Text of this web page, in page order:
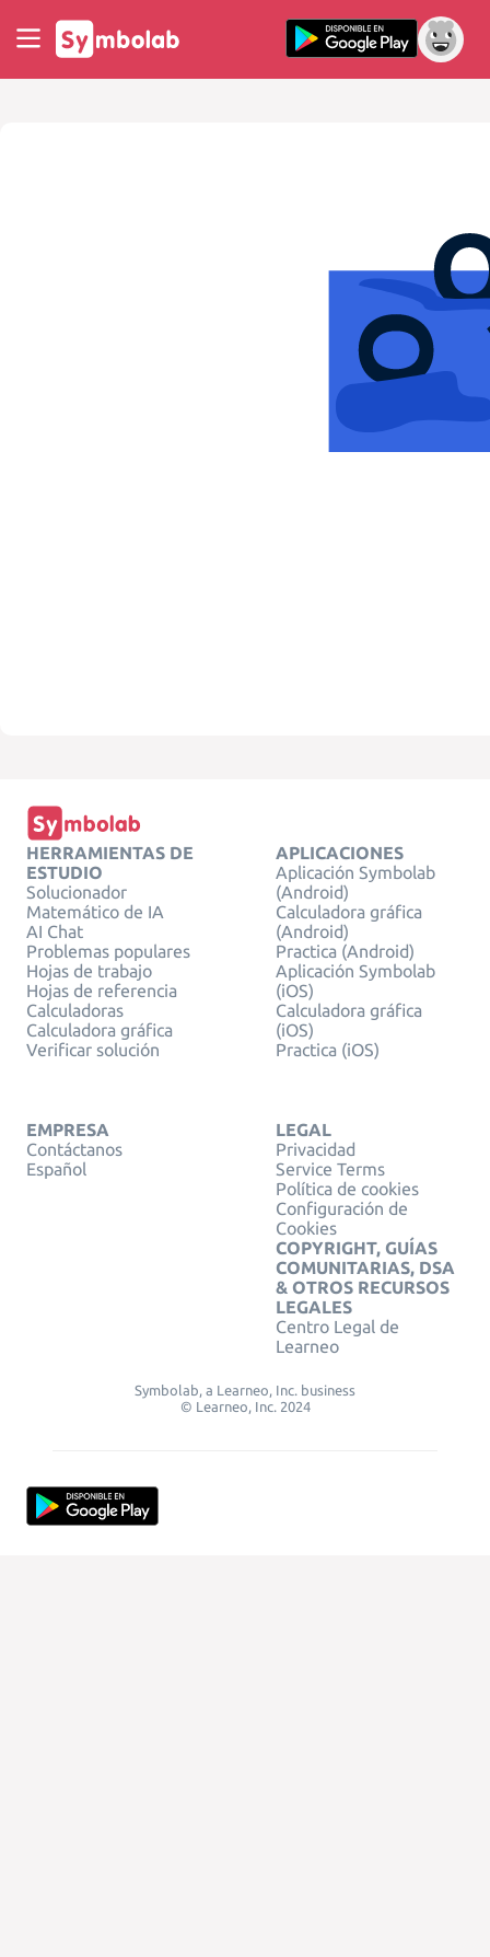
HERRAMIENTAS DE
ESTUDIO
Solucionador
Matemático de IA
AI Chat
Problemas populares
Hojas de trabajo
Hojas de referencia
Calculadoras
Calculadora gráfica
Verificar solución
APLICACIONES
Aplicación Symbolab
(Android)
Calculadora gráfica
(Android)
Practica (Android)
Aplicación Symbolab
(iOS)
Calculadora gráfica
(iOS)
Practica (iOS)
EMPRESA
Contáctanos
Español
LEGAL
Privacidad
Service Terms
Política de cookies
Configuración de
Cookies
COPYRIGHT, GUÍAS
COMUNITARIAS, DSA
& OTROS RECURSOS
LEGALES
Centro Legal de
Learneo
Symbolab, a Learneo, Inc. business
© Learneo, Inc. 2024